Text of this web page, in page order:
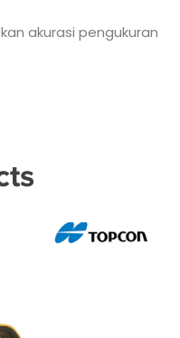
akurasi pengukuran